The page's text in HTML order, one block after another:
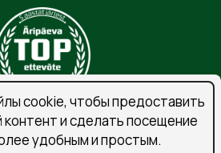
данных
cookie, чтобы предоставить
и сделать посещение
удобным и простым.